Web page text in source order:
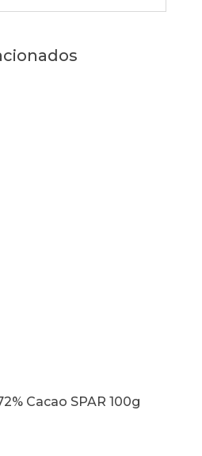
Cacao SPAR 100g